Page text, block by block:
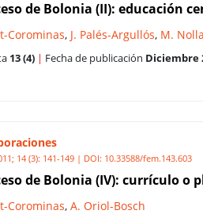
de Bolonia (II): educación
Corominas, J. Palés-Argullós, M.
13 (4) | Fecha de publicación Diciembre
14 (3): 141-149 | DOI: 10.33588/fem.143.603
de Bolonia (IV): currículo o
Corominas, A. Oriol-Bosch